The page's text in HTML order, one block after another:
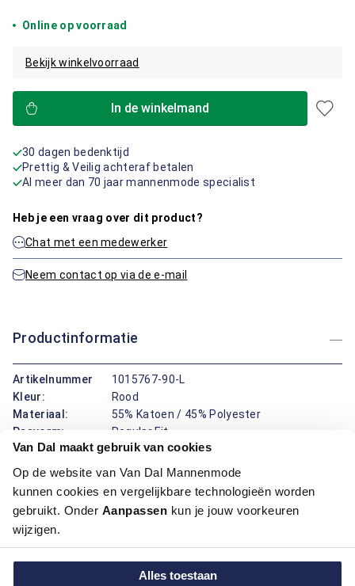
Van Dal maakt gebruik van cookies
Op de website van Van Dal Mannenmode
kunnen cookies en vergelijkbare technologieën worden
gebruikt. Onder Aanpassen kun je jouw voorkeuren
wijzigen.
Alles toestaan
Online op voorraad
Bekijk winkelvoorraad
In de winkelmand
30 dagen bedenktijd
Prettig & Veilig achteraf betalen
Al meer dan 70 jaar mannenmode specialist
Heb je een vraag over dit product?
Chat met een medewerker
Neem contact op via de e-mail
Productinformatie
Artikelnummer
1015767-90-L
Kleur:
Rood
Materiaal:
55% Katoen / 45% Polyester
Pasvorm:
Regular Fit
Dit vest van Bartlett met gebreid motief combineert stijl met
functionaliteit. Gemaakt van een mix van katoen en polyester
biedt het vest een comfortabele pasvorm en een duurzame
kwaliteit. De regular fit en klassieke boord zorgen voor een
ritssluiting praktisch zijn voor het opbergen van kleine
spullen. Verkrijgbaar in de kleuren blauw en rood – ideaal voor